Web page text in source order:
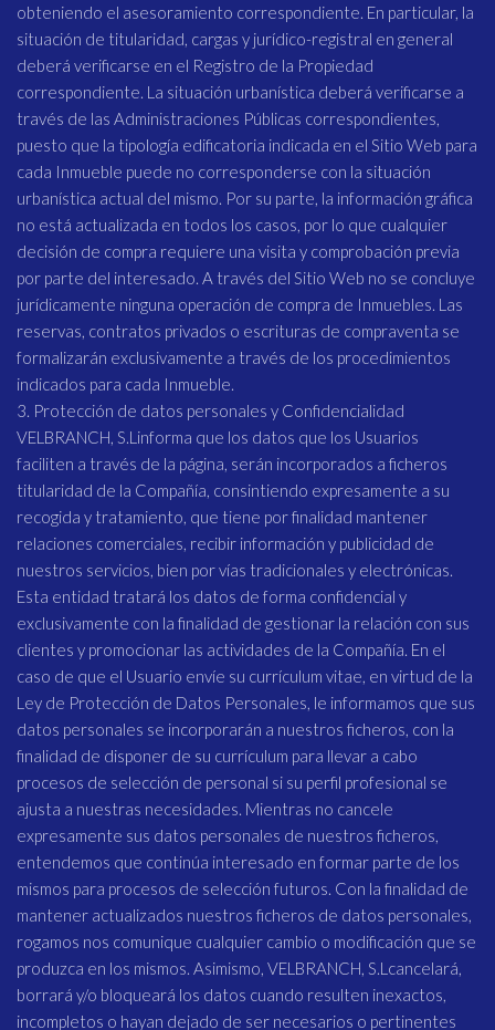
obteniendo el asesoramiento correspondiente. En particular, la
situación de titularidad, cargas y jurídico-registral en general
deberá verificarse en el Registro de la Propiedad
correspondiente. La situación urbanística deberá verificarse a
través de las Administraciones Públicas correspondientes,
puesto que la tipología edificatoria indicada en el Sitio Web para
cada Inmueble puede no corresponderse con la situación
urbanística actual del mismo. Por su parte, la información gráfica
no está actualizada en todos los casos, por lo que cualquier
decisión de compra requiere una visita y comprobación previa
por parte del interesado. A través del Sitio Web no se concluye
jurídicamente ninguna operación de compra de Inmuebles. Las
reservas, contratos privados o escrituras de compraventa se
formalizarán exclusivamente a través de los procedimientos
indicados para cada Inmueble.
3. Protección de datos personales y Confidencialidad
VELBRANCH, S.Linforma que los datos que los Usuarios
faciliten a través de la página, serán incorporados a ficheros
titularidad de la Compañía, consintiendo expresamente a su
recogida y tratamiento, que tiene por finalidad mantener
relaciones comerciales, recibir información y publicidad de
nuestros servicios, bien por vías tradicionales y electrónicas.
Esta entidad tratará los datos de forma confidencial y
exclusivamente con la finalidad de gestionar la relación con sus
clientes y promocionar las actividades de la Compañía. En el
caso de que el Usuario envíe su currículum vitae, en virtud de la
Ley de Protección de Datos Personales, le informamos que sus
datos personales se incorporarán a nuestros ficheros, con la
finalidad de disponer de su currículum para llevar a cabo
procesos de selección de personal si su perfil profesional se
ajusta a nuestras necesidades. Mientras no cancele
expresamente sus datos personales de nuestros ficheros,
entendemos que continúa interesado en formar parte de los
mismos para procesos de selección futuros. Con la finalidad de
mantener actualizados nuestros ficheros de datos personales,
rogamos nos comunique cualquier cambio o modificación que se
produzca en los mismos. Asimismo, VELBRANCH, S.Lcancelará,
borrará y/o bloqueará los datos cuando resulten inexactos,
incompletos o hayan dejado de ser necesarios o pertinentes